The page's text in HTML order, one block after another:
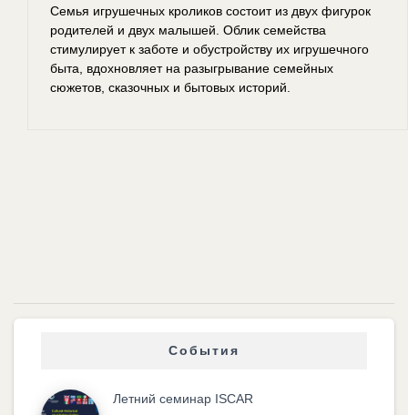
Семья игрушечных кроликов состоит из двух фигурок
родителей и двух малышей. Облик семейства
стимулирует к заботе и обустройству их игрушечного
быта, вдохновляет на разыгрывание семейных
сюжетов, сказочных и бытовых историй.
События
Летний семинар ISCAR